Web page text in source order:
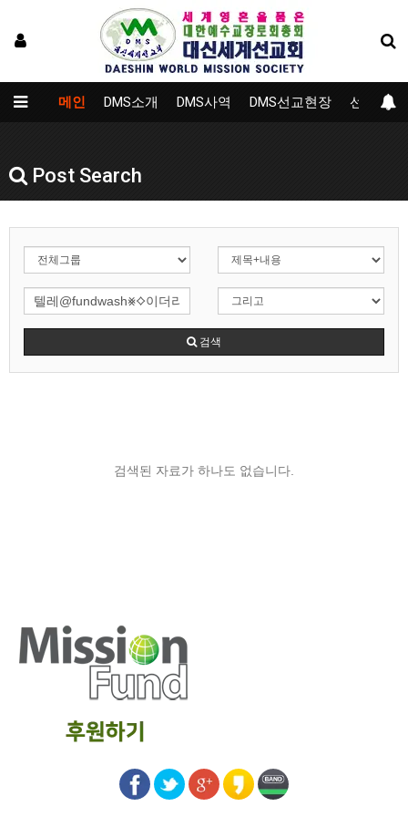
메인 DMS소개 DMS사역 DMS선교현장 선교대학
Post Search
검색
검색된 자료가 하나도 없습니다.